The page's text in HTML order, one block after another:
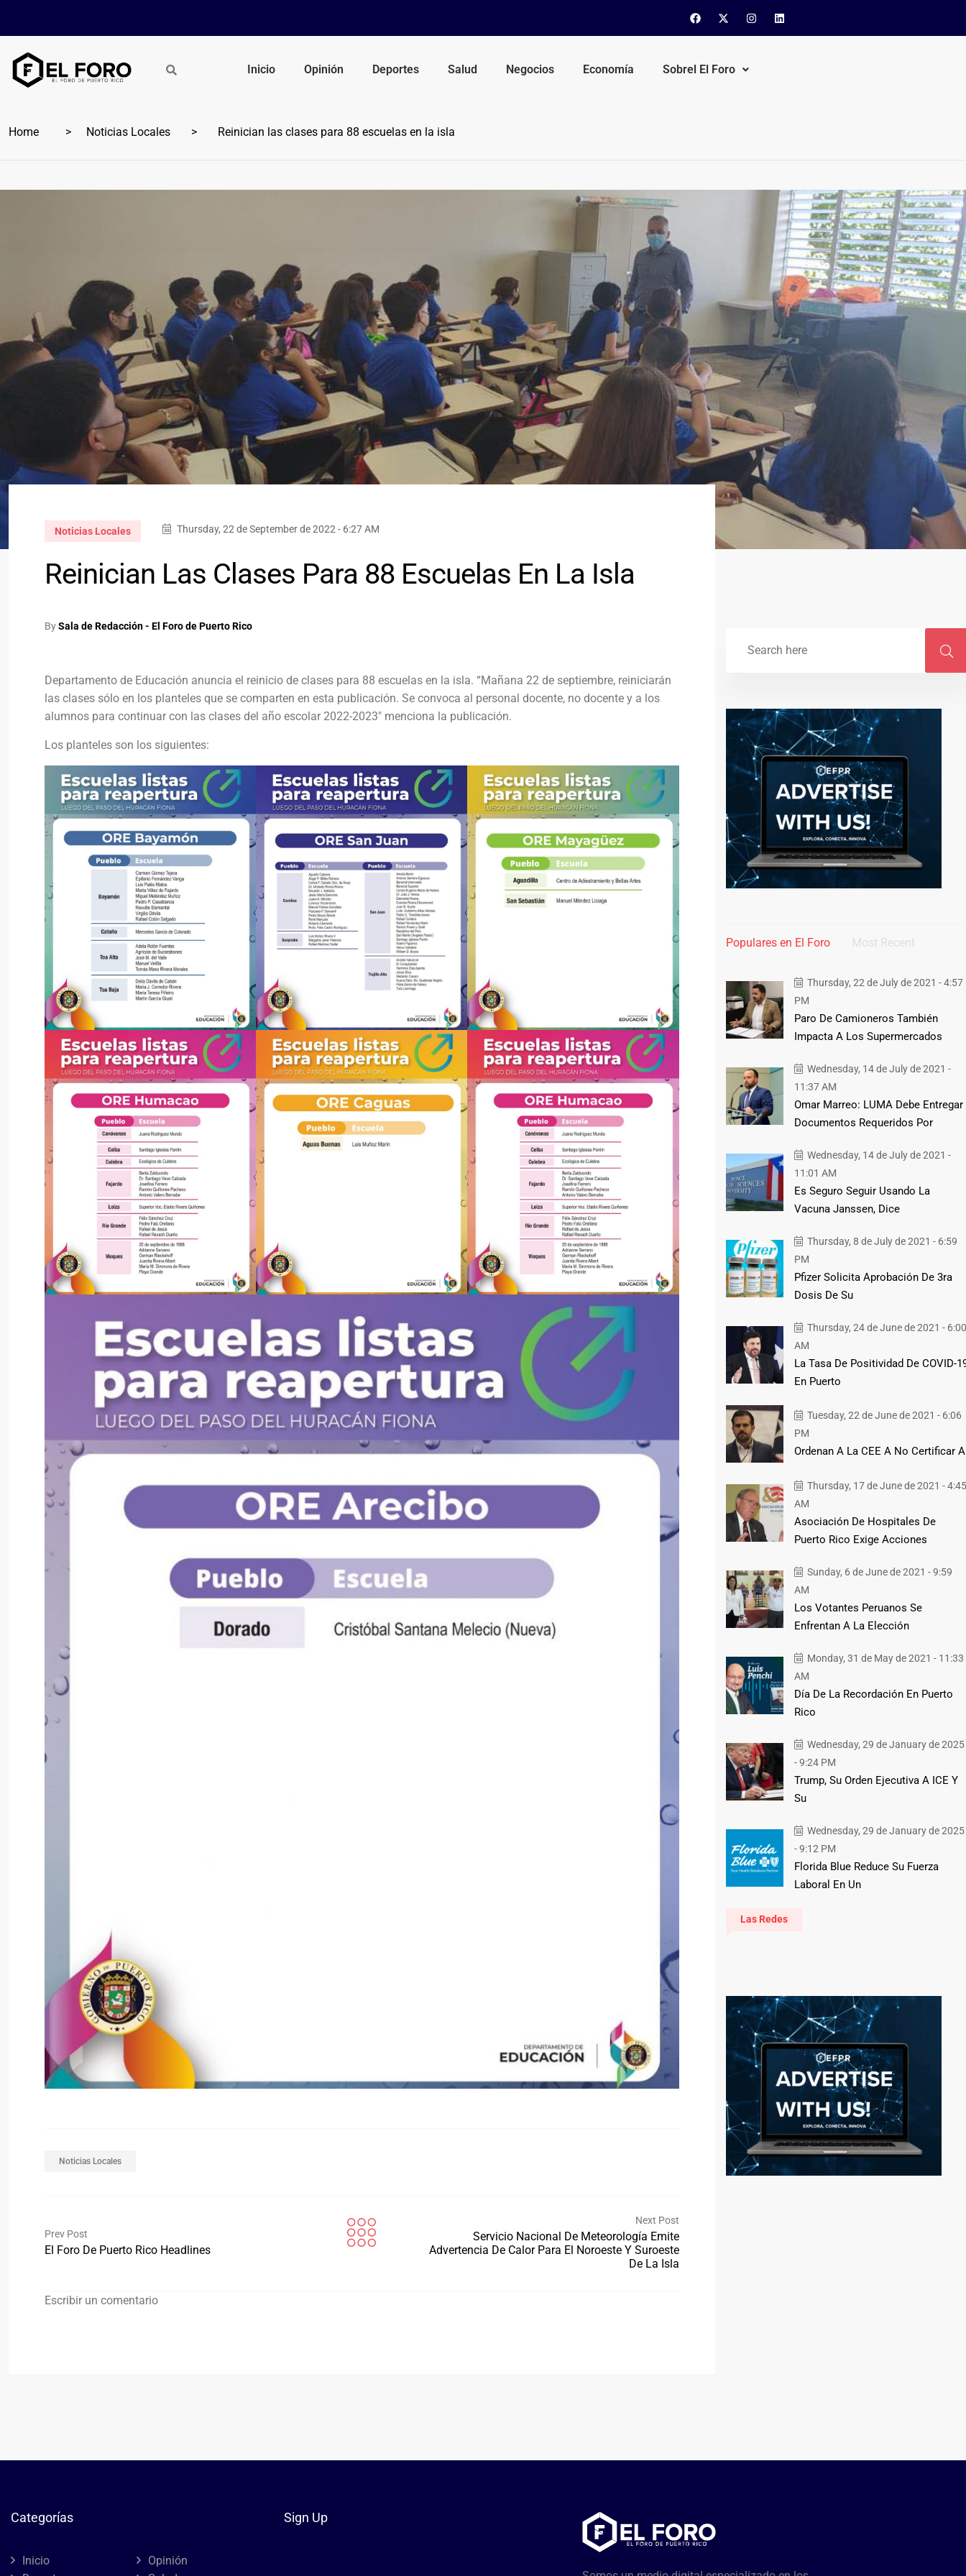
Inicio Opinión Deportes Salud Negocios Economía Sobrel El Foro
Home Noticias Locales Reinician las clases para 88 escuelas en la isla
Noticias Locales Thursday, 22 de September de 2022 - 6:27 AM
Reinician Las Clases Para 88 Escuelas En La Isla
BySala de Redacción - El Foro de Puerto Rico
Departamento de Educación anuncia el reinicio de clases para 88 escuelas en la isla. “Mañana 22 de septiembre, reiniciarán
las clases sólo en los planteles que se comparten en esta publicación. Se convoca al personal docente, no docente y a los
alumnos para continuar con las clases del año escolar 2022-2023″ menciona la publicación.
Los planteles son los siguientes:
Noticias Locales
Prev Post
El Foro De Puerto Rico Headlines
Next Post
Servicio Nacional De Meteorología Emite
Advertencia De Calor Para El Noroeste Y Suroeste
De La Isla
Escribir un comentario
Populares en El Foro Most Recent
Thursday, 22 de July de 2021 - 4:57
PM
Paro De Camioneros También
Impacta A Los Supermercados
Wednesday, 14 de July de 2021 -
11:37 AM
Omar Marreo: LUMA Debe Entregar
Documentos Requeridos Por
Wednesday, 14 de July de 2021 -
11:01 AM
Es Seguro Seguir Usando La
Vacuna Janssen, Dice
Thursday, 8 de July de 2021 - 6:59
PM
Pfizer Solicita Aprobación De 3ra
Dosis De Su
Thursday, 24 de June de 2021 - 6:00
AM
La Tasa De Positividad De COVID-
En Puerto
Tuesday, 22 de June de 2021 - 6:06
PM
Ordenan A La CEE A No Certificar A
Thursday, 17 de June de 2021 - 4:45
AM
Asociación De Hospitales De
Puerto Rico Exige Acciones
Sunday, 6 de June de 2021 - 9:59
AM
Los Votantes Peruanos Se
Enfrentan A La Elección
Monday, 31 de May de 2021 - 11:33
AM
Día De La Recordación En Puerto
Rico
Wednesday, 29 de January de 2025
- 9:24 PM
Trump, Su Orden Ejecutiva A ICE Y
Su
Wednesday, 29 de January de 2025
- 9:12 PM
Florida Blue Reduce Su Fuerza
Laboral En Un
Las Redes
Categorías
Inicio
Opinión
Sign Up